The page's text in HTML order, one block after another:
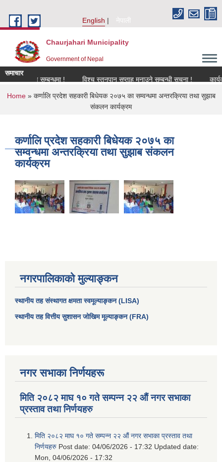
English
नेपाली
Chaurjahari Municipality
Government of Nepal
समाचार
नविकरण सम्बन्धमा !
विश्च स्तनपान सप्ताह मनाउने सम्बन्धी सूचना !
You are here
Home» कर्णालि प्रदेश सहकारी बिधेयक २०७५ का सम्वन्धमा अन्तरक्रिया तथा सुझाब
संकलन कार्यक्रम
कर्णालि प्रदेश सहकारी बिधेयक २०७५ का
सम्वन्धमा अन्तरक्रिया तथा सुझाब संकलन
कार्यक्रम
नगरपालिकाको मुल्याङ्कन
स्थानीय तह संस्थागत क्षमता स्वमूल्याङ्कन (LISA)
स्थानीय तह वित्तीय सुशासन जोखिम मूल्याङ्कन (FRA)
नगर सभाका निर्णयहरू
मिति २०८२ माघ १० गते सम्पन्न २२ औं नगर सभाका
प्रस्ताव तथा निर्णयहरु
मिति २०८२ माघ १० गते सम्पन्न २२ औं नगर सभाका प्रस्ताव तथा
निर्णयहरु Post date: 04/06/2026 - 17:32 Updated date:
Mon, 04/06/2026 - 17:32